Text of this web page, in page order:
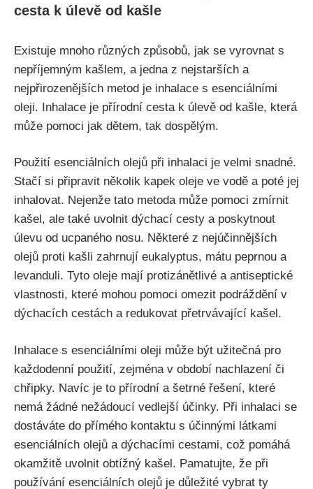
cesta k úlevě od kašle
Existuje mnoho různých způsobů, jak ⁤se​ vyrovnat s
nepříjemným kašlem, a⁢ jedna z nejstarších a
nejpřirozenějších metod je ⁣inhalace ⁤s esenciálními
oleji. Inhalace je přírodní​ cesta k úlevě od kašle, která⁣
může pomoci jak ‍dětem, tak dospělým.
Použití esenciálních olejů při inhalaci je velmi⁢ snadné.
Stačí si připravit několik kapek oleje ⁢ve vodě a poté jej
inhalovat.​ Nejenže tato metoda může pomoci zmírnit
kašel, ale také uvolnit dýchací cesty a poskytnout
úlevu od ⁢ucpaného nosu. Některé z nejúčinnějších
olejů proti kašli zahrnují eukalyptus, mátu peprnou a
levanduli. Tyto oleje mají protizánětlivé‍ a antiseptické
vlastnosti, které mohou ⁤pomoci omezit podráždění v
dýchacích cestách a redukovat ⁢přetrvávající kašel.
Inhalace ‍s esenciálními⁣ oleji může být užitečná pro
každodenní použití, zejména v období nachlazení ‌či
chřipky. Navíc je ‌to přírodní a šetrné‌ řešení, které
nemá žádné nežádoucí vedlejší účinky. Při inhalaci se
dostáváte do‍ přímého kontaktu s účinnými látkami
esenciálních olejů a dýchacími cestami, což pomáhá
okamžitě uvolnit obtížný kašel. Pamatujte, že při
používání esenciálních olejů je důležité vybrat ty